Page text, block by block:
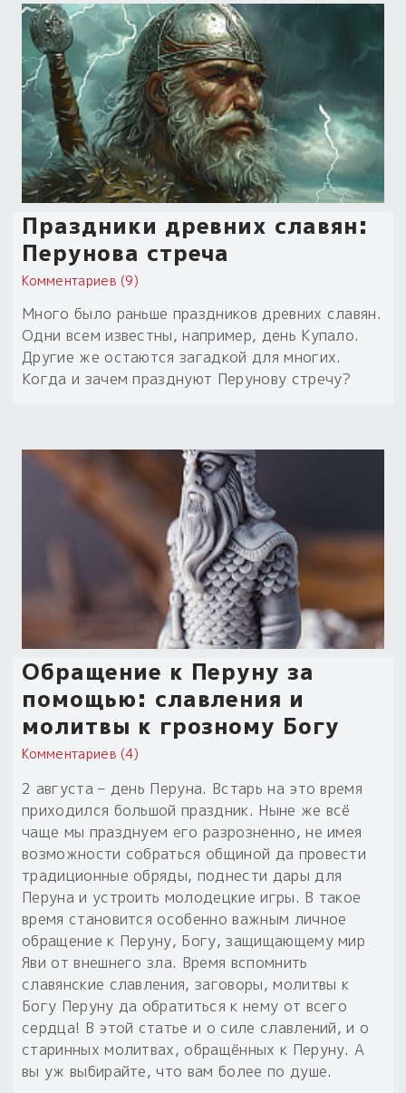
Праздники древних славян:
Перунова стреча
Комментариев (9)
Много было раньше праздников древних славян.
Одни всем известны, например, день Купало.
Другие же остаются загадкой для многих.
Когда и зачем празднуют Перунову стречу?
Обращение к Перуну за
помощью: славления и
молитвы к грозному Богу
Комментариев (4)
2 августа – день Перуна. Встарь на это время
приходился большой праздник. Ныне же всё
чаще мы празднуем его разрозненно, не имея
возможности собраться общиной да провести
традиционные обряды, поднести дары для
Перуна и устроить молодецкие игры. В такое
время становится особенно важным личное
обращение к Перуну, Богу, защищающему мир
Яви от внешнего зла. Время вспомнить
славянские славления, заговоры, молитвы к
Богу Перуну да обратиться к нему от всего
сердца! В этой статье и о силе славлений, и о
старинных молитвах, обращённых к Перуну. А
вы уж выбирайте, что вам более по душе.